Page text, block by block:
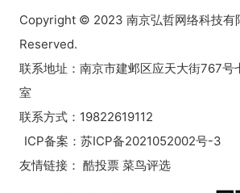
Copyright © 2023 南京弘哲网络科技有
Reserved.
联系地址：南京市建邺区应天大街767号
室
联系方式：19822619112
ICP备案： 苏ICP备2021052002号-3
友情链接： 酷投票 菜鸟评选